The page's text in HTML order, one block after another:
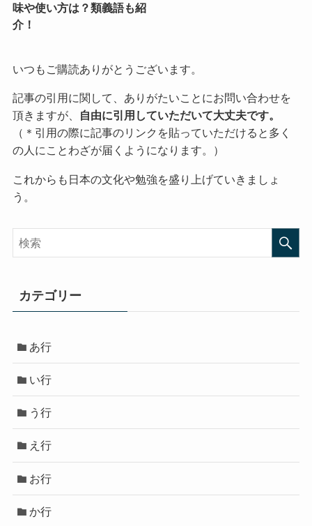
味や使い方は？類義語も紹
介！
いつもご購読ありがとうございます。
記事の引用に関して、ありがたいことにお問い合わせを
頂きますが、
自由に引用していただいて大丈夫です。
（＊引用の際に記事のリンクを貼っていただけると多く
の人にことわざが届くようになります。）
これからも日本の文化や勉強を盛り上げていきましょ
う。
カテゴリー
あ行
い行
う行
え行
お行
か行